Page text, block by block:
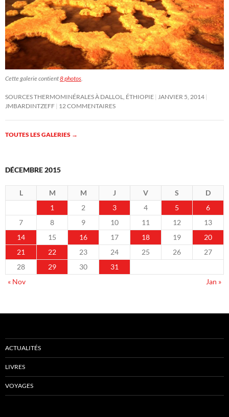
Cette galerie contient8 photos.
SOURCES THERMOMINÉRALES À DALLOL, ÉTHIOPIE JANVIER 5, 2014
JMBARDINTZEFF 12 COMMENTAIRES
TOUTES LES GALERIES →
DÉCEMBRE 2015
L M M J V S
D
1
2 3 4 5
6
7
8 9 10 11 12
13
14
15 16 17 18 19
20
21
22 23 24 25 26
27
28
29 30
31
« Nov
Jan »
ACTUALITÉS
LIVRES
VOYAGES